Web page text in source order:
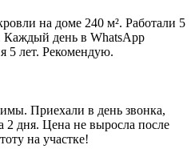
на доме 240 м². Работали 5
день в WhatsApp
5 лет. Рекомендую.
Приехали в день звонка,
дня. Цена не выросла после
на участке!